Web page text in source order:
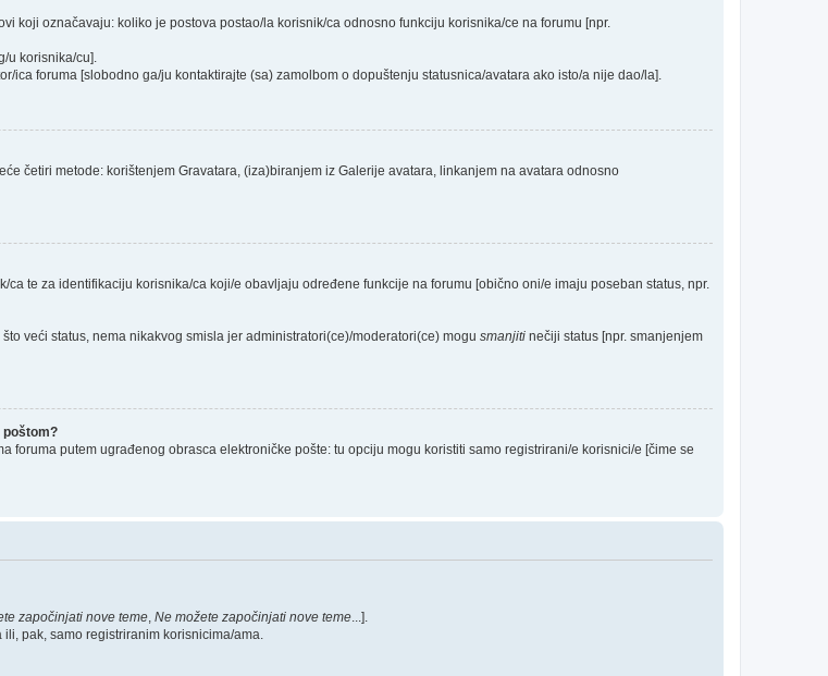
koji označavaju: koliko je postova postao/la korisnik/ca odnosno funkciju korisnika/ce na forumu [npr.
u korisnika/cu].
ica foruma [slobodno ga/ju kontaktirajte (sa) zamolbom o dopuštenju statusnica/avatara ako isto/a nije dao/la].
četiri metode: korištenjem Gravatara, (iza)biranjem iz Galerije avatara, linkanjem na avatara odnosno
te za identifikaciju korisnika/ca koji/e obavljaju određene funkcije na forumu [obično oni/e imaju poseban status, npr.
veći status, nema nikakvog smisla jer administratori(ce)/moderatori(ce) mogu smanjiti nečiji status [npr. smanjenjem
poštom?
putem ugrađenog obrasca elektroničke pošte: tu opciju mogu koristiti samo registrirani/e korisnici/e [čime se
započinjati nove teme, Ne možete započinjati nove teme...].
pak, samo registriranim korisnicima/ama.